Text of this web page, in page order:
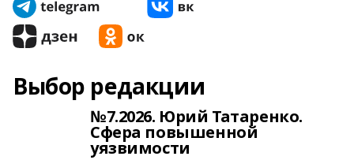
Выбор редакции
№7.2026. Юрий Татаренко.
Сфера повышенной
уязвимости